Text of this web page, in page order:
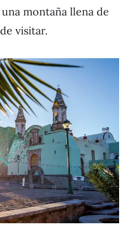
una montaña llena de
visitar.